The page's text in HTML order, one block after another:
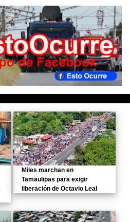
Miles marchan en
Tamaulipas para exigir
liberación de Octavio Leal